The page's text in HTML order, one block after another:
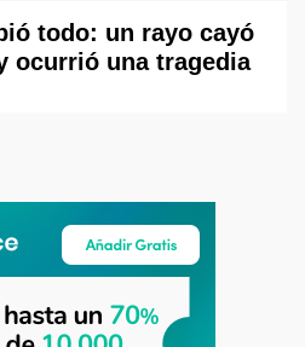
todo: un rayo cayó
ocurrió una tragedia